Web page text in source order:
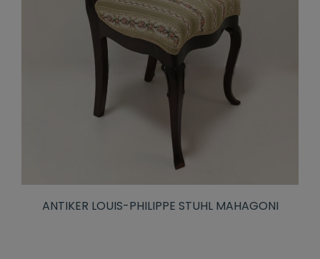
ANTIKER LOUIS-PHILIPPE STUHL MAHAGONI